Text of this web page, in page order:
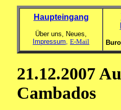
Haupteingang
Über uns, Neues,
Impressum, E-Mail
21.12.2007
Cambados